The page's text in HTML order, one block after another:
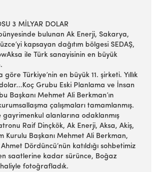
3 MİLYAR DOLAR
bulunan Ak Enerji, Sakarya,
kapsayan dağıtım bölgesi SEDAŞ,
ile Türk sanayisinin en büyük
göre Türkiye’nin en büyük 11. şirketi. Yıllık
Grubu Eski Planlama ve İnsan
Başkanı Mehmet Ali Berkman’ın
çalışmaları tamamlanmış.
gayrimenkul alanlarına odaklanmış
Raif Dinçkök, Ak Enerji, Aksa, Akiş,
Kurulu Başkanı Mehmet Ali Berkman,
Dördüncü’nün katıldığı sohbetimiz
saatlerine kadar sürünce, Boğaz
haliyle fotoğrafladık.